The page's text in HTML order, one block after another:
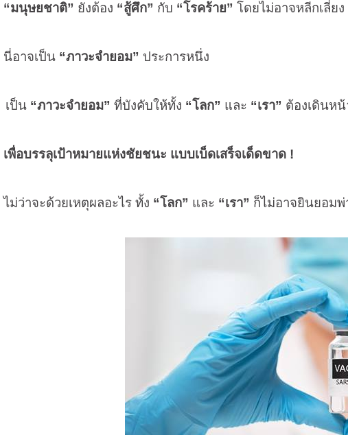
“มนุษยชาติ” ยังต้อง “สู้ศึก” กับ “โรคร้าย” โดยไม่อาจหลีกเลี่ยง
จเป็น “ภาวะจำยอม” ประการหนึ่ง
เป็น “ภาวะจำยอม” ที่บังคับให้ทั้ง “โลก” และ “เรา” ต้องเดินห
บรรลุเป้าหมายแห่งชัยชนะ แบบเบ็ดเสร็จเด็ดขาด !
าจะด้วยเหตุผลอะไร ทั้ง “โลก” และ “เรา” ก็ไม่อาจยินยอม